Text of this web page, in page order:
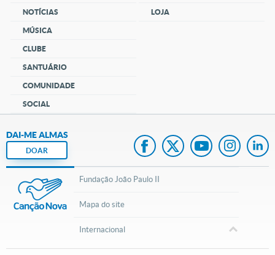
NOTÍCIAS
MÚSICA
CLUBE
SANTUÁRIO
COMUNIDADE
SOCIAL
LOJA
DAI-ME ALMAS
DOAR
Fundação João Paulo II
Mapa do site
Internacional